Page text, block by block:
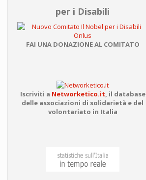
per i Disabili
FAI UNA DONAZIONE AL COMITATO
Iscriviti a Networketico.it il database
delle associazioni di solidarietà e del
volontariato in Italia